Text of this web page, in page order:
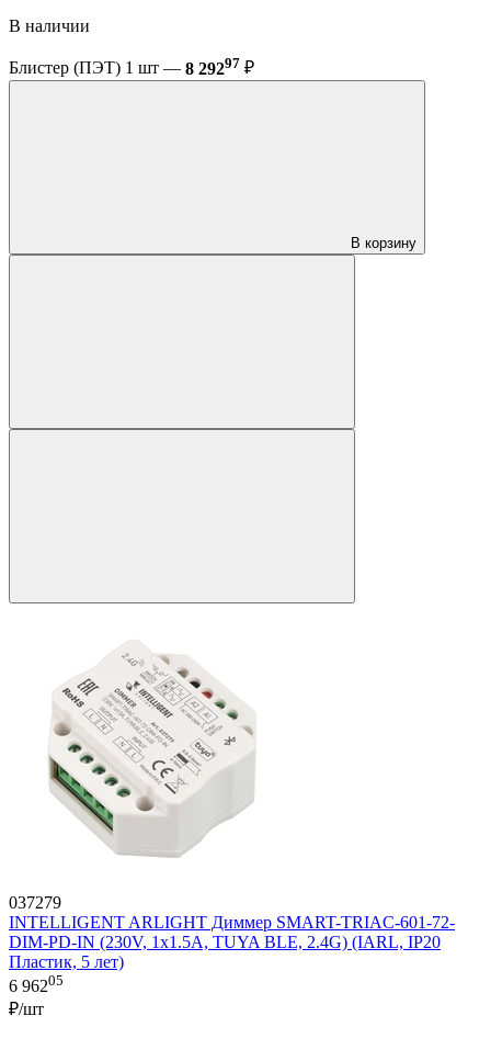
В наличии
Блистер (ПЭТ) 1 шт — 8 29297 ₽
В корзину
037279
INTELLIGENT ARLIGHT Диммер SMART-TRIAC-601-72-
DIM-PD-IN (230V, 1x1.5A, TUYA BLE, 2.4G) (IARL, IP20
Пластик, 5 лет)
6 96205
₽/шт